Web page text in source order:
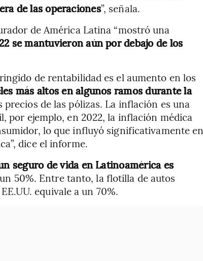
de las operaciones”, señala.
de América Latina “mostró una
se mantuvieron aún por debajo de los
de rentabilidad es el aumento en los
más altos en algunos ramos durante la
de las pólizas. La inflación es una
por ejemplo, en 2022, la inflación médica
lo que influyó significativamente en
dice el informe.
seguro de vida en Latinoamérica es
50%. Entre tanto, la flotilla de autos
equivale a un 70%.